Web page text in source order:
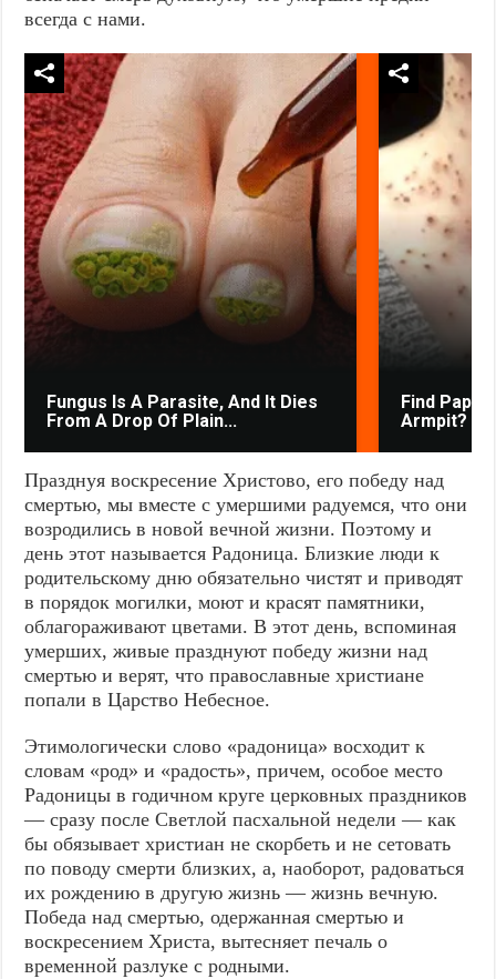
всегда с нами.
Fungus Is A Parasite, And It Dies
From A Drop Of Plain...
Find
Armpit?
Празднуя воскресение Христово, его победу над
смертью, мы вместе с умершими радуемся, что они
возродились в новой вечной жизни. Поэтому и
день этот называется Радоница. Близкие люди к
родительскому дню обязательно чистят и приводят
в порядок могилки, моют и красят памятники,
облагораживают цветами. В этот день, вспоминая
умерших, живые празднуют победу жизни над
смертью и верят, что православные христиане
попали в Царство Небесное.
Этимологически слово «радоница» восходит к
словам «род» и «радость», причем, особое место
Радоницы в годичном круге церковных праздников
— сразу после Светлой пасхальной недели — как
бы обязывает христиан не скорбеть и не сетовать
по поводу смерти близких, а, наоборот, радоваться
их рождению в другую жизнь — жизнь вечную.
Победа над смертью, одержанная смертью и
воскресением Христа, вытесняет печаль о
временной разлуке с родными.